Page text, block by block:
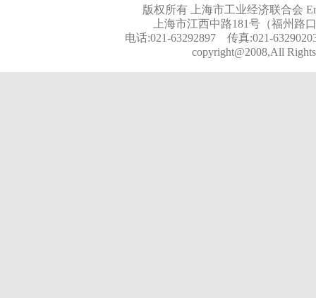
版权所有 上海市工业经济联合会
上海市江西中路181号（福州路
电话:021-63292897 传真:021-
copyright@2008,All